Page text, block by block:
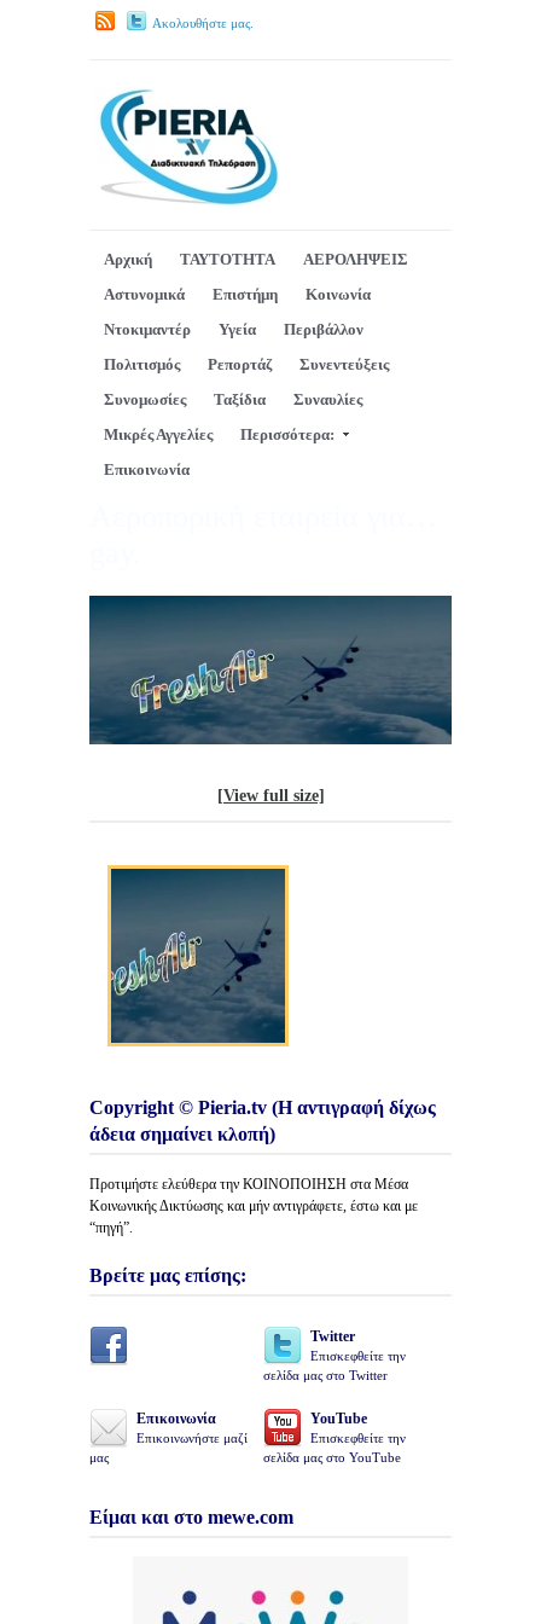
Ακολουθήστε μας.
Αρχική ΤΑΥΤΟΤΗΤΑ
ΑΕΡΟΛΗΨΕΙΣ
Αστυνομικά
Επιστήμη
Κοινωνία
Ντοκιμαντέρ
Υγεία
Περιβάλλον
Πολιτισμός
Ρεπορτάζ
Συνεντεύξεις
Συνομωσίες
Ταξίδια
Συναυλίες
Μικρές Αγγελίες
Περισσότερα:
Επικοινωνία
[View full size]
Copyright © Pieria.tv (Η αντιγραφή δίχως
άδεια σημαίνει κλοπή)
Προτιμήστε ελεύθερα την ΚΟΙΝΟΠΟΙΗΣΗ στα Μέσα
Κοινωνικής Δικτύωσης και μήν αντιγράφετε, έστω και με
“πηγή”.
Βρείτε μας επίσης:
Twitter
Επισκεφθείτε την
σελίδα μας στο Twitter
Επικοινωνία
Επικοινωνήστε μαζί
μας
YouTube
Επισκεφθείτε την
σελίδα μας στο YouTube
Είμαι και στο mewe.com